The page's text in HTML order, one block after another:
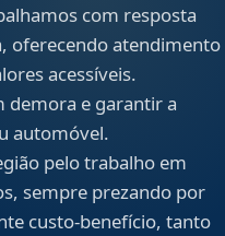
com resposta
oferecendo atendimento
acessíveis.
demora e garantir a
automóvel.
pelo trabalho em
sempre prezando por
custo-benefício, tanto